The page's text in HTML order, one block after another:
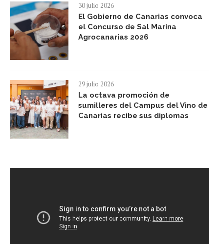
30 julio 2026
El Gobierno de Canarias convoca
el Concurso de Sal Marina
Agrocanarias 2026
29 julio 2026
La octava promoción de
sumilleres del Campus del Vino de
Canarias recibe sus diplomas